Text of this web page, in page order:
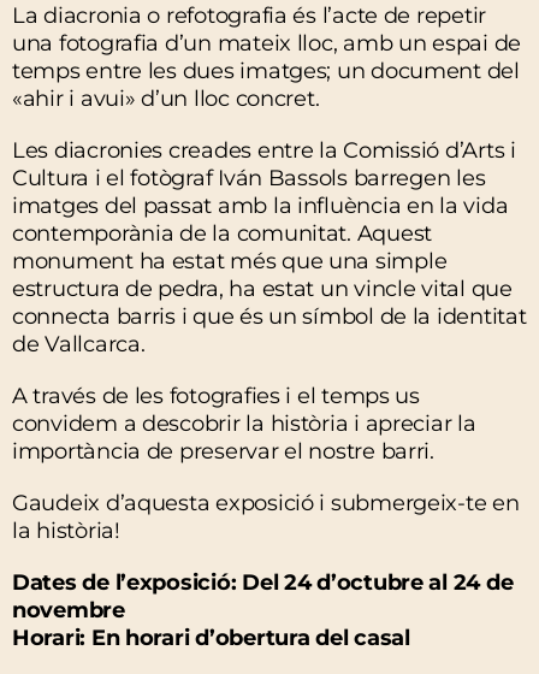
La diacronia o refotografia és l’acte de repetir
una fotografia d’un mateix lloc, amb un espai de
temps entre les dues imatges; un document del
«ahir i avui» d’un lloc concret.
Les diacronies creades entre la Comissió d’Arts i
Cultura i el fotògraf Iván Bassols barregen les
imatges del passat amb la influència en la vida
contemporània de la comunitat. Aquest
monument ha estat més que una simple
estructura de pedra, ha estat un vincle vital que
connecta barris i que és un símbol de la identitat
de Vallcarca.
A través de les fotografies i el temps us
convidem a descobrir la història i apreciar la
importància de preservar el nostre barri.
Gaudeix d’aquesta exposició i submergeix-te en
la història!
Dates de l’exposició: Del 24 d’octubre al 24 de
novembre
Horari: En horari d’obertura del casal